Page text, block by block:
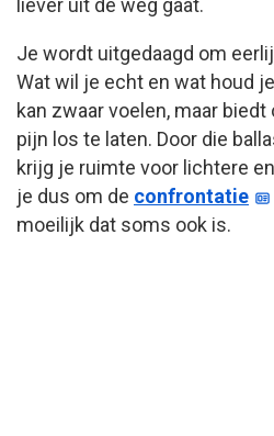
liever uit de weg gaat.
Je wordt uitgedaagd om
Wat wil je echt en wat houd
kan zwaar voelen, maar
pijn los te laten. Door die
krijg je ruimte voor lichtere
je dus om de confrontatie
moeilijk dat soms ook is.